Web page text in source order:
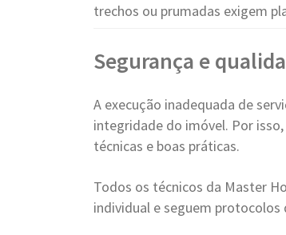
trechos ou prumadas exigem
Segurança e
A execução inadequada de
integridade do imóvel. Por
técnicas e boas práticas.
Todos os técnicos da Master
individual e seguem